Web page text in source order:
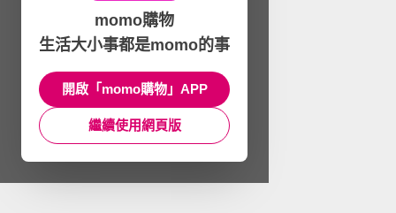
momo購物
生活大小事都是momo的事
開啟「momo購物」APP
繼續使用網頁版